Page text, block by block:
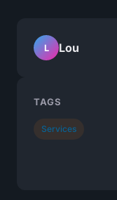
L Lou
TAGS
Services